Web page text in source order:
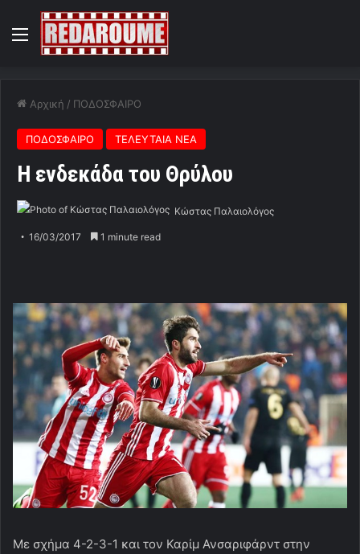
Menu
Αρχική / ΠΟΔΟΣΦΑΙΡΟ
ΠΟΔΟΣΦΑΙΡΟ ΤΕΛΕΥΤΑΙΑ ΝΕΑ
Η ενδεκάδα του Θρύλου
Κώστας Παλαιολόγος
16/03/2017 1 minute read
Με σχήμα 4-2-3-1 και τον Καρίμ Ανσαριφάρντ στην